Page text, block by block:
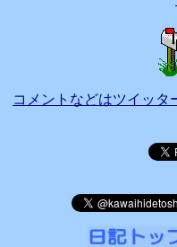
コメントなどはツイッタ